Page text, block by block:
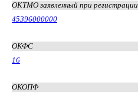
ОКТМО заявленный при регистрации
45396000000
ОКФС
16
ОКОПФ